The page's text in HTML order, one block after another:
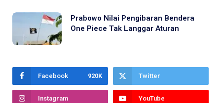
Prabowo Nilai Pengibaran Bendera
One Piece Tak Langgar Aturan
Facebook 920K Twitter
Instagram YouTube